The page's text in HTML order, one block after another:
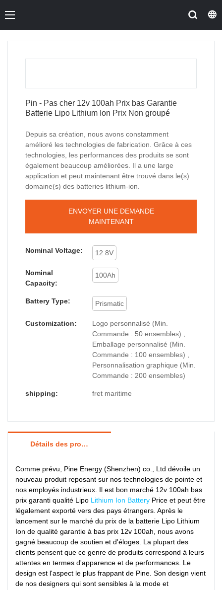
Pin - Pas cher 12v 100ah Prix bas Garantie
Batterie Lipo Lithium Ion Prix Non groupé
Depuis sa création, nous avons constamment
amélioré les technologies de fabrication. Grâce à ces
technologies, les performances des produits se sont
également beaucoup améliorées. Il a une large
application et peut maintenant être trouvé dans le(s)
domaine(s) des batteries lithium-ion.
ENVOYER UNE DEMANDE
MAINTENANT
Nominal Voltage: 12.8V
Nominal
Capacity:
100Ah
Battery Type: Prismatic
Customization:
Logo personnalisé (Min.
Commande : 50 ensembles) ,
Emballage personnalisé (Min.
Commande : 100 ensembles) ,
Personnalisation graphique (Min.
Commande : 200 ensembles)
shipping: fret maritime
Détails des produits
Comme prévu, Pine Energy (Shenzhen) co., Ltd dévoile un
nouveau produit reposant sur nos technologies de pointe et
nos employés industrieux. Il est bon marché 12v 100ah bas
prix garanti qualité Lipo Lithium Ion Battery Price et peut être
légalement exporté vers des pays étrangers. Après le
lancement sur le marché du prix de la batterie Lipo Lithium
Ion de qualité garantie à bas prix 12v 100ah, nous avons
gagné beaucoup de soutien et d'éloges. La plupart des
clients pensent que ce genre de produits correspond à leurs
attentes en termes d'apparence et de performances. Le
design est l'aspect le plus frappant de Pine. Son design vient
de nos designers qui sont sensibles à la mode et